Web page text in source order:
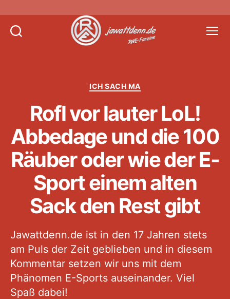
Kategorien
ICH SACH MA
Rofl vor lauter LoL!
Abbedage und die 100
Räuber oder wie der E-
Sport einem alten
Sack den Rest gibt
Jawattdenn.de ist in den 17 Jahren stets
am Puls der Zeit geblieben und in diesem
Kommentar setzen wir uns mit dem
Phänomen E-Sports auseinander. Viel
Spaß dabei!